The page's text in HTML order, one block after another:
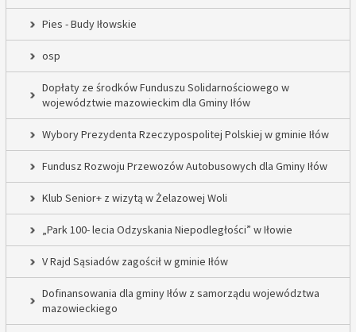
Pies - Budy Iłowskie
osp
Dopłaty ze środków Funduszu Solidarnościowego w
województwie mazowieckim dla Gminy Iłów
Wybory Prezydenta Rzeczypospolitej Polskiej w gminie Iłów
Fundusz Rozwoju Przewozów Autobusowych dla Gminy Iłów
Klub Senior+ z wizytą w Żelazowej Woli
„Park 100- lecia Odzyskania Niepodległości” w Iłowie
V Rajd Sąsiadów zagościł w gminie Iłów
Dofinansowania dla gminy Iłów z samorządu województwa
mazowieckiego